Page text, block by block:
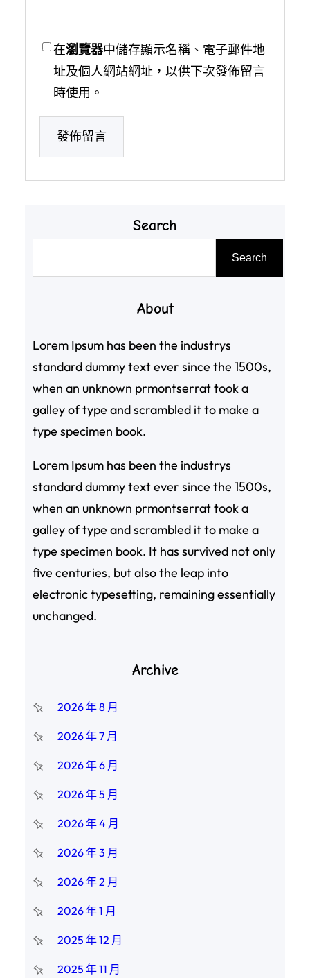
在瀏覽器中儲存顯示名稱、電子郵件地
址及個人網站網址，以供下次發佈留言
時使用。
Search
Search
About
Lorem Ipsum has been the industrys
standard dummy text ever since the 1500s,
when an unknown prmontserrat took a
galley of type and scrambled it to make a
type specimen book.
Lorem Ipsum has been the industrys
standard dummy text ever since the 1500s,
when an unknown prmontserrat took a
galley of type and scrambled it to make a
type specimen book. It has survived not only
five centuries, but also the leap into
electronic typesetting, remaining essentially
unchanged.
Archive
2026 年 8 月
2026 年 7 月
2026 年 6 月
2026 年 5 月
2026 年 4 月
2026 年 3 月
2026 年 2 月
2026 年 1 月
2025 年 12 月
2025 年 11 月